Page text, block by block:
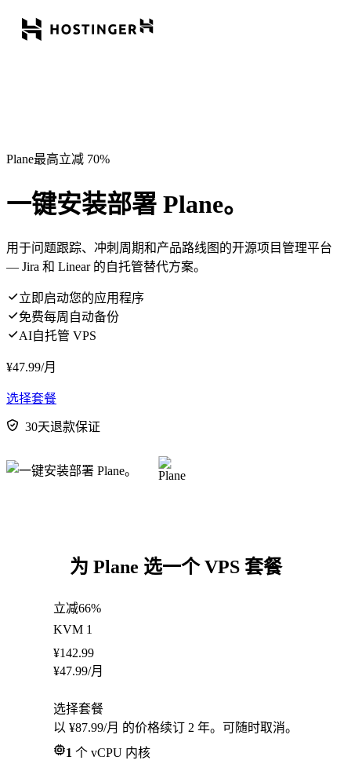
Plane最高立减 70%
一键安装部署 Plane。
用于问题跟踪、冲刺周期和产品路线图的开源项目管理平台
— Jira 和 Linear 的自托管替代方案。
立即启动您的应用程序
免费每周自动备份
AI自托管 VPS
¥47.99/月
选择套餐
30天退款保证
为 Plane 选一个 VPS 套餐
立减66%
KVM 1
¥142.99
¥47.99/月
选择套餐
以 ¥87.99/月 的价格续订 2 年。可随时取消。
1 个 vCPU 内核